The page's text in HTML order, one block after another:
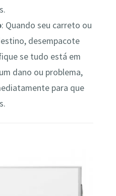
: Quando seu carreto ou
desempacote
se tudo está em
dano ou problema,
para que